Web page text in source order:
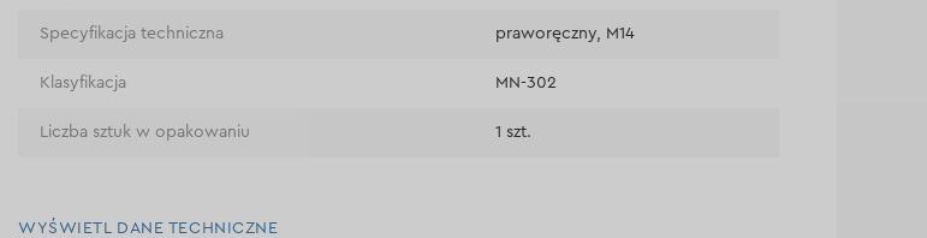
Specyfikacja techniczna praworęczny, M14
Klasyfikacja MN-302
Liczba sztuk w opakowaniu 1 szt.
WYŚWIETL DANE TECHNICZNE